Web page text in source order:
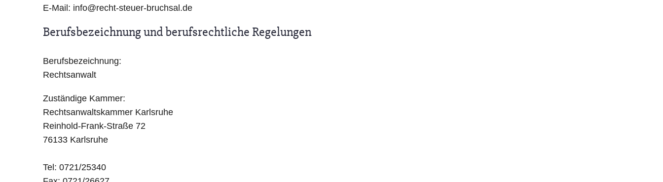
E-Mail: info@recht-steuer-bruchsal.de
Berufsbezeichnung und berufsrechtliche Regelungen
Berufsbezeichnung:
Rechtsanwalt
Zuständige Kammer:
Rechtsanwaltskammer Karlsruhe
Reinhold-Frank-Straße 72
76133 Karlsruhe
Tel: 0721/25340